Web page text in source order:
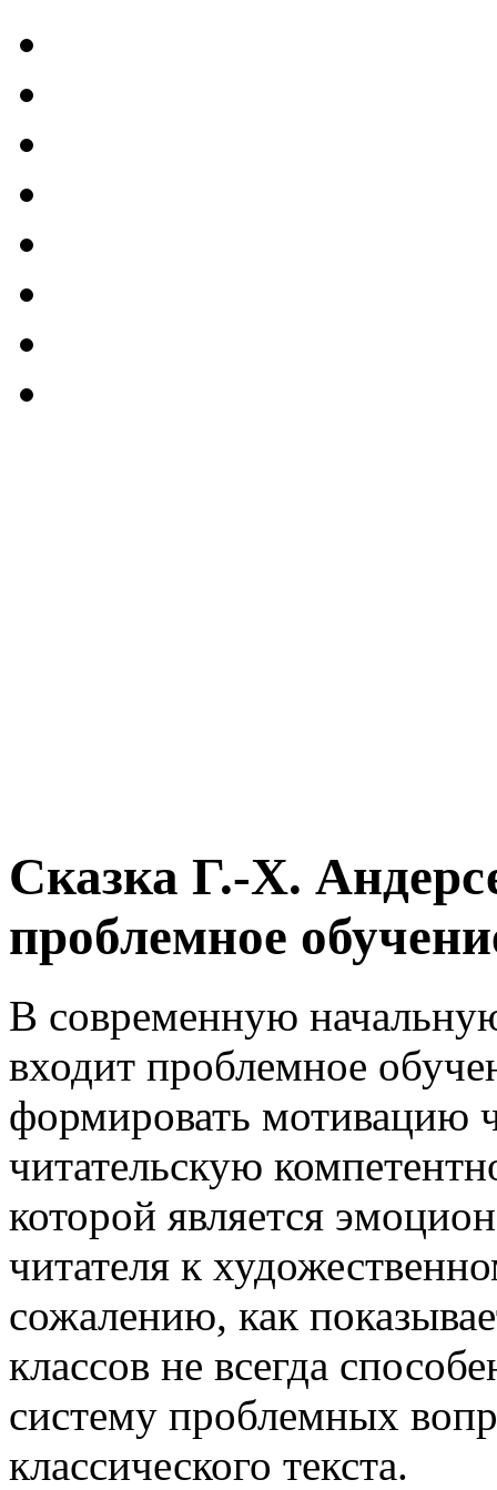
Сказка Г.-Х.
проблемное
В современную
входит проблемное
формировать мотивацию
читательскую
которой является
читателя к
сожалению, как
классов не всегда
систему проблемных
классического текста.